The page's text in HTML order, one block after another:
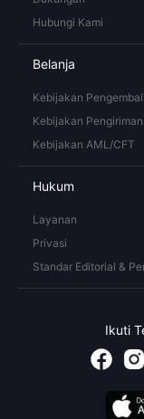
Hubungi Kami
Belanja
Kebijakan
Kebijakan Pengiriman
Kebijakan AML/CFT
Hukum
Layanan
Privasi
Standar Editorial &
Ikuti